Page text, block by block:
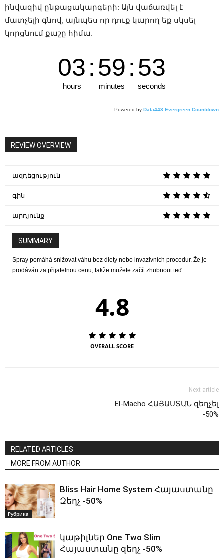
ինվազիվ ընթացակարգերի: Այն վաճառվել է
մատչելի գնով, այնպես որ դուք կարող եք սկսել
կորցնում քաշը հիմա.
03
hours
:59
minutes
:52
seconds
Powered by Data443 Evergreen Countdown
REVIEW OVERVIEW
ազդեցություն
գին
արդյունք
SUMMARY
Spray pomáhá snižovat váhu bez diety nebo invazivních procedur. Že je
prodáván za přijatelnou cenu, takže můžete začít zhubnout teď.
4.8
OVERALL SCORE
Next article
El-Macho ՀԱՅԱՍՏԱՆ զեղչել
-50%
RELATED ARTICLES
MORE FROM AUTHOR
Рубрика
Bliss Hair Home System Հայաստանը
Զեղչ -50%
կաթիլներ One Two Slim
Հայաստանը զեղչ -50%